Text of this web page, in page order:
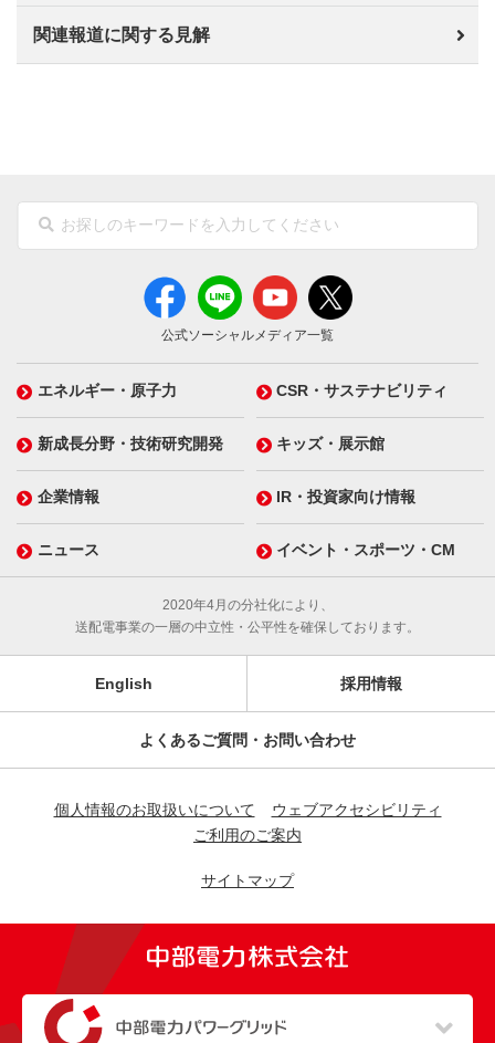
関連報道に関する見解
公式ソーシャルメディア一覧
エネルギー・原子力 CSR・サステナビリティ
新成長分野・技術研究開発 キッズ・展示館
企業情報 IR・投資家向け情報
ニュース イベント・スポーツ・CM
2020年4月の分社化により、
送配電事業の一層の中立性・公平性を確保しております。
English 採用情報
よくあるご質問・お問い合わせ
個人情報のお取扱いについて
ウェブアクセシビリティ
ご利用のご案内
サイトマップ